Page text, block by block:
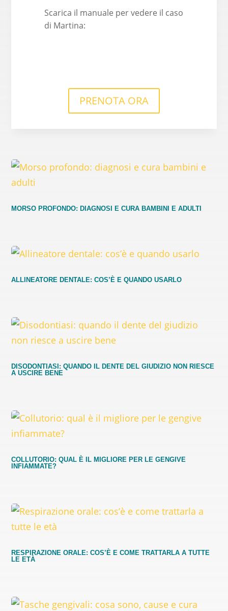
Scarica il manuale per vedere il caso
di Martina:
PRENOTA ORA
MORSO PROFONDO: DIAGNOSI E CURA BAMBINI E ADULTI
ALLINEATORE DENTALE: COS’È E QUANDO USARLO
DISODONTIASI: QUANDO IL DENTE DEL GIUDIZIO NON RIESCE
A USCIRE BENE
COLLUTORIO: QUAL È IL MIGLIORE PER LE GENGIVE
INFIAMMATE?
RESPIRAZIONE ORALE: COS’È E COME TRATTARLA A TUTTE
LE ETÀ